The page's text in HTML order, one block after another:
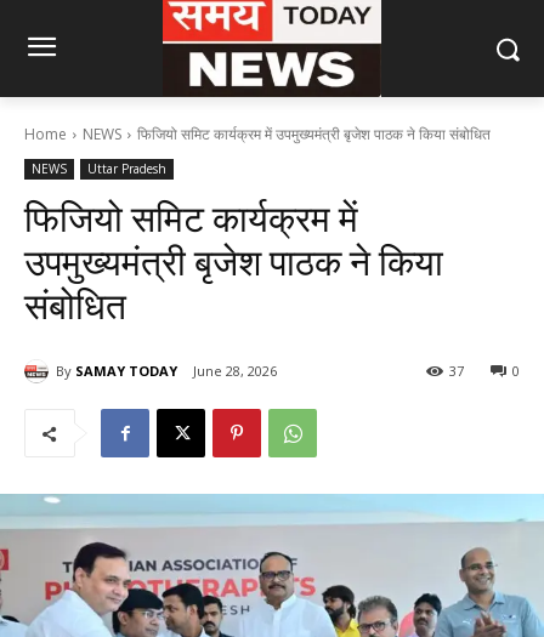
Home NEWS फिजियो समिट कार्यक्रम में उपमुख्यमंत्री बृजेश पाठक ने किया संबोधित
NEWS Uttar Pradesh
फिजियो समिट कार्यक्रम में
उपमुख्यमंत्री बृजेश पाठक ने किया
संबोधित
By SAMAY TODAY June 28, 2026 0
37